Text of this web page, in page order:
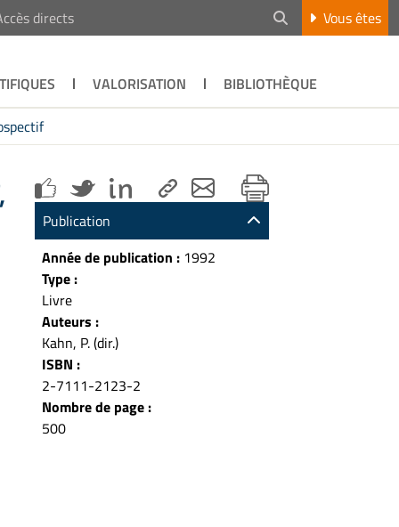
directs Vous êtes
VALORISATION
BIBLIOTHÈQUE
Publication
Année de publication : 1992
Type :
Livre
Auteurs :
Kahn, P. (dir.)
ISBN :
2-7111-2123-2
Nombre de page :
500